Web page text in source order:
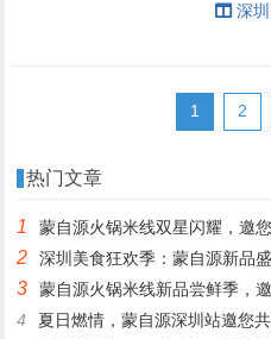
深
1 2
热门文章
1 蒙自源火锅米线双星闪耀，邀
2 深圳美食狂欢季：蒙自源新品
3
蒙自源火锅米线新品尝鲜季，
4
夏日燃情，蒙自源深圳站邀您